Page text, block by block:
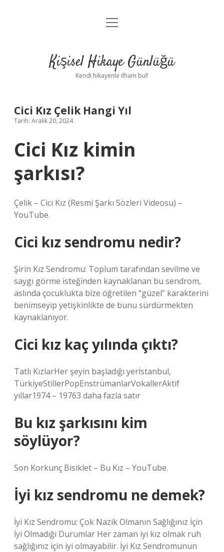
Anasayfa
Yasal Uyarı
menüyü
Kişisel Hikaye Günlüğü
Kendi hikayenle ilham bul!
Cici Kız Çelik Hangi Yıl
Tarih: Aralık 20, 2024
Cici Kız kimin
şarkısı?
Çelik – Cici Kız (Resmi Şarkı Sözleri Videosu) –
YouTube.
Cici kız sendromu nedir?
Şirin Kız Sendromu: Toplum tarafından sevilme ve
saygı görme isteğinden kaynaklanan bu sendrom,
aslında çocuklukta bize öğretilen “güzel” karakterini
benimseyip yetişkinlikte de bunu sürdürmekten
kaynaklanıyor.
Cici kız kaç yılında çıktı?
Tatlı KızlarHer şeyin başladığı yerİstanbul,
TürkiyeStillerPopEnstrümanlarVokallerAktif
yıllar1974 – 19763 daha fazla satır
Bu kız şarkısını kim
söylüyor?
Son Korkunç Bisiklet – Bu Kız – YouTube.
İyi kız sendromu ne demek?
İyi Kız Sendromu: Çok Nazik Olmanın Sağlığınız İçin
İyi Olmadığı Durumlar Her zaman iyi kız olmak ruh
sağlığınız için iyi olmayabilir. İyi Kız Sendromunun